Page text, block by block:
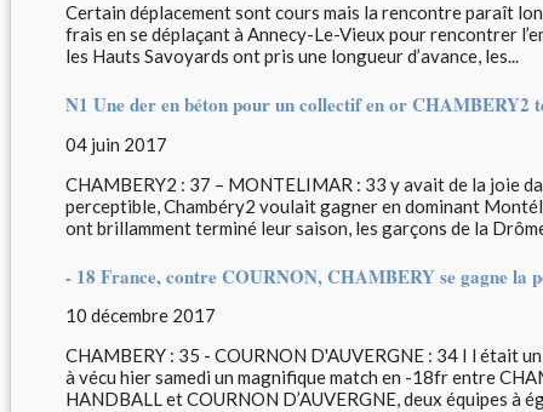
Certain déplacement sont cours mais la rencontre paraît
frais en se déplaçant à Annecy-Le-Vieux pour rencontrer
les Hauts Savoyards ont pris une longueur d’avance, les...
N1 Une der en béton pour un collectif en or CHAMBERY2
04 juin 2017
CHAMBERY2 : 37 – MONTELIMAR : 33 y avait de la joie
perceptible, Chambéry2 voulait gagner en dominant
ont brillamment terminé leur saison, les garçons de la Drôme
- 18 France, contre COURNON, CHAMBERY se gagne la
10 décembre 2017
CHAMBERY : 35 - COURNON D'AUVERGNE : 34 I l était
à vécu hier samedi un magnifique match en -18fr entre
HANDBALL et COURNON D’AUVERGNE, deux équipes à